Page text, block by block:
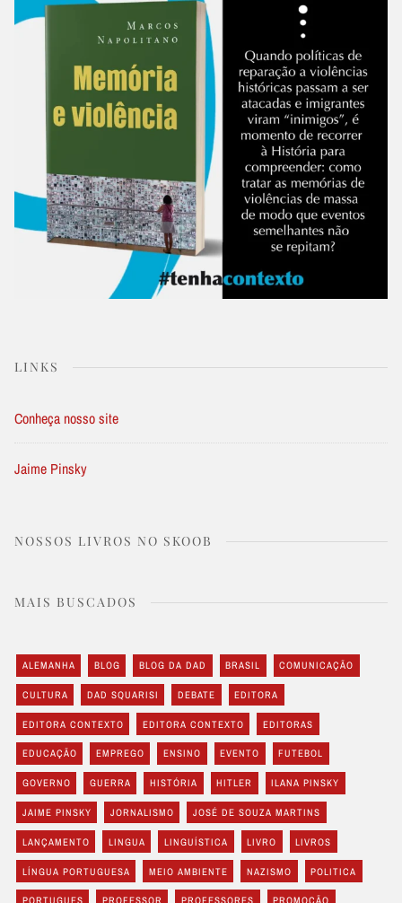
LINKS
Conheça nosso site
Jaime Pinsky
NOSSOS LIVROS NO SKOOB
MAIS BUSCADOS
ALEMANHA BLOG BLOG DA DAD BRASIL COMUNICAÇÃO
CULTURA DAD SQUARISI DEBATE EDITORA
EDITORA CONTEXTO EDITORA CONTEXTO EDITORAS
EDUCAÇÃO EMPREGO ENSINO EVENTO FUTEBOL
GOVERNO GUERRA HISTÓRIA HITLER ILANA PINSKY
JAIME PINSKY JORNALISMO JOSÉ DE SOUZA MARTINS
LANÇAMENTO LINGUA LINGUÍSTICA LIVRO LIVROS
LÍNGUA PORTUGUESA MEIO AMBIENTE NAZISMO POLITICA